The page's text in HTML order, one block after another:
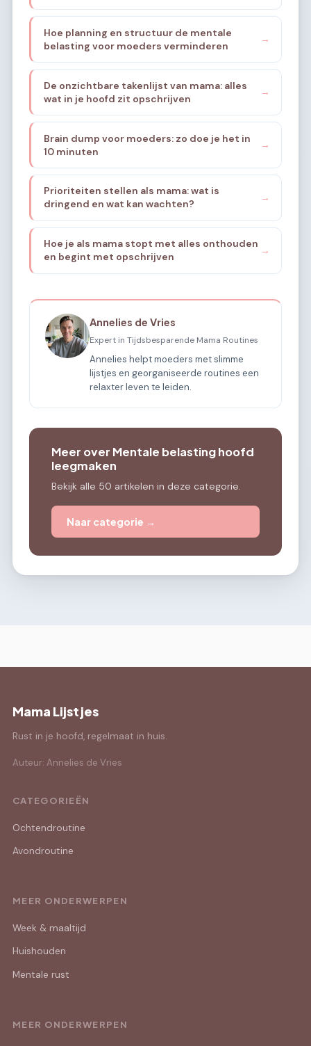
Hoe planning en structuur de mentale
belasting voor moeders verminderen
→
De onzichtbare takenlijst van mama: alles
wat in je hoofd zit opschrijven
→
Brain dump voor moeders: zo doe je het in
10 minuten
→
Prioriteiten stellen als mama: wat is
dringend en wat kan wachten?
→
Hoe je als mama stopt met alles onthouden
en begint met opschrijven
→
Annelies de Vries
Expert in Tijdsbesparende Mama Routines
Annelies helpt moeders met slimme
lijstjes en georganiseerde routines een
relaxter leven te leiden.
Meer over Mentale belasting hoofd
leegmaken
Bekijk alle 50 artikelen in deze categorie.
Naar categorie →
Mama Lijstjes
Rust in je hoofd, regelmaat in huis.
Auteur: Annelies de Vries
CATEGORIEËN
Ochtendroutine
Avondroutine
MEER ONDERWERPEN
Week & maaltijd
Huishouden
Mentale rust
MEER ONDERWERPEN